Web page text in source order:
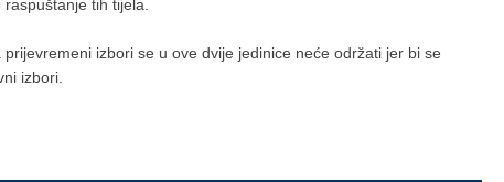
tih tijela.
izbori se u ove dvije jedinice neće održati jer bi se
izbori.